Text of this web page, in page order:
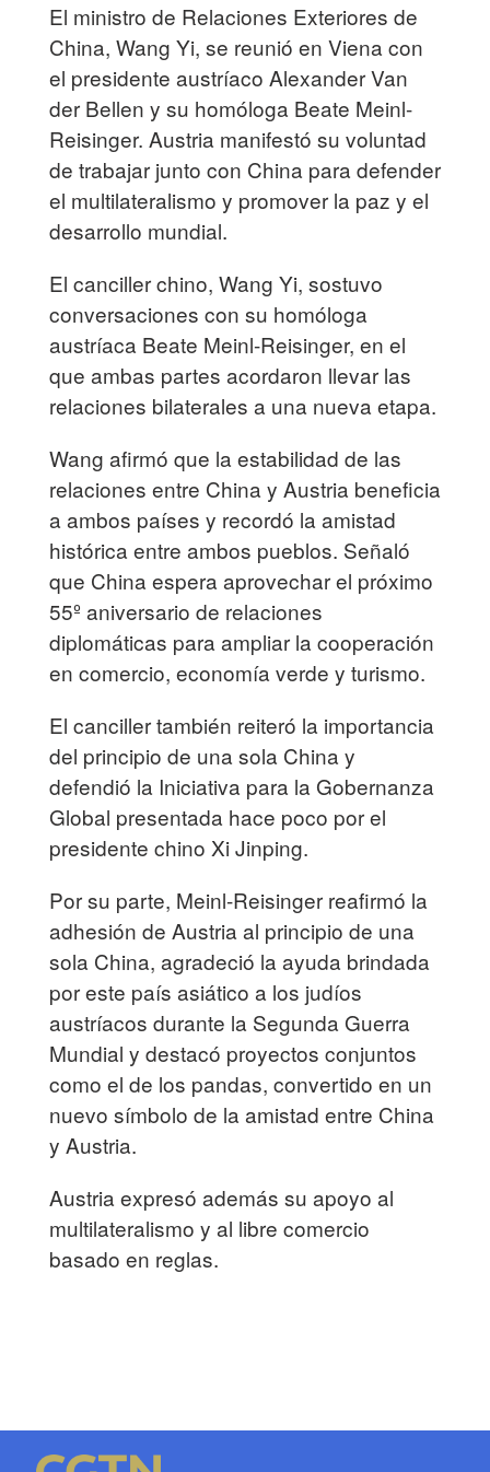
El ministro de Relaciones Exteriores de
China, Wang Yi, se reunió en Viena con
el presidente austríaco Alexander Van
der Bellen y su homóloga Beate Meinl-
Reisinger. Austria manifestó su voluntad
de trabajar junto con China para defender
el multilateralismo y promover la paz y el
desarrollo mundial.
El canciller chino, Wang Yi, sostuvo
conversaciones con su homóloga
austríaca Beate Meinl-Reisinger, en el
que ambas partes acordaron llevar las
relaciones bilaterales a una nueva etapa.
Wang afirmó que la estabilidad de las
relaciones entre China y Austria beneficia
a ambos países y recordó la amistad
histórica entre ambos pueblos. Señaló
que China espera aprovechar el próximo
55º aniversario de relaciones
diplomáticas para ampliar la cooperación
en comercio, economía verde y turismo.
El canciller también reiteró la importancia
del principio de una sola China y
defendió la Iniciativa para la Gobernanza
Global presentada hace poco por el
presidente chino Xi Jinping.
Por su parte, Meinl-Reisinger reafirmó la
adhesión de Austria al principio de una
sola China, agradeció la ayuda brindada
por este país asiático a los judíos
austríacos durante la Segunda Guerra
Mundial y destacó proyectos conjuntos
como el de los pandas, convertido en un
nuevo símbolo de la amistad entre China
y Austria.
Austria expresó además su apoyo al
multilateralismo y al libre comercio
basado en reglas.